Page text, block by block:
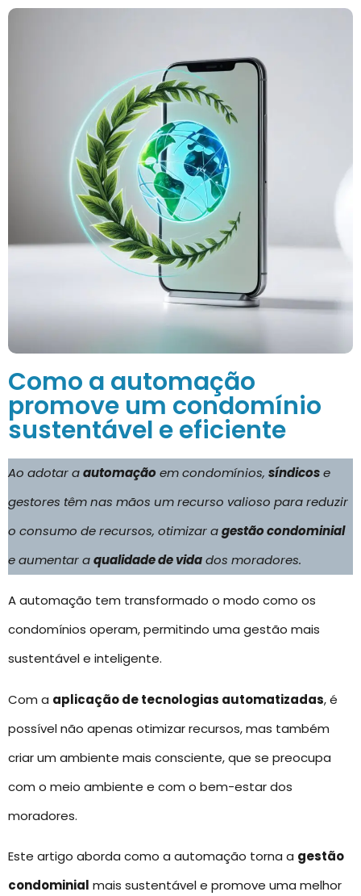
Como a automação
promove um condomínio
sustentável e eficiente
Ao adotar aautomaçãoem condomínios, síndicose
gestores têm nas mãos um recurso valioso para reduzir
o consumo de recursos, otimizar agestão condominial
e aumentar aqualidade de vidados moradores.
A automação tem transformado o modo como os
condomínios operam, permitindo uma gestão mais
sustentável e inteligente.
Com a aplicação de tecnologias automatizadas, é
possível não apenas otimizar recursos, mas também
criar um ambiente mais consciente, que se preocupa
com o meio ambiente e com o bem-estar dos
moradores.
Este artigo aborda como a automação torna a gestão
condominial mais sustentável e promove uma melhor